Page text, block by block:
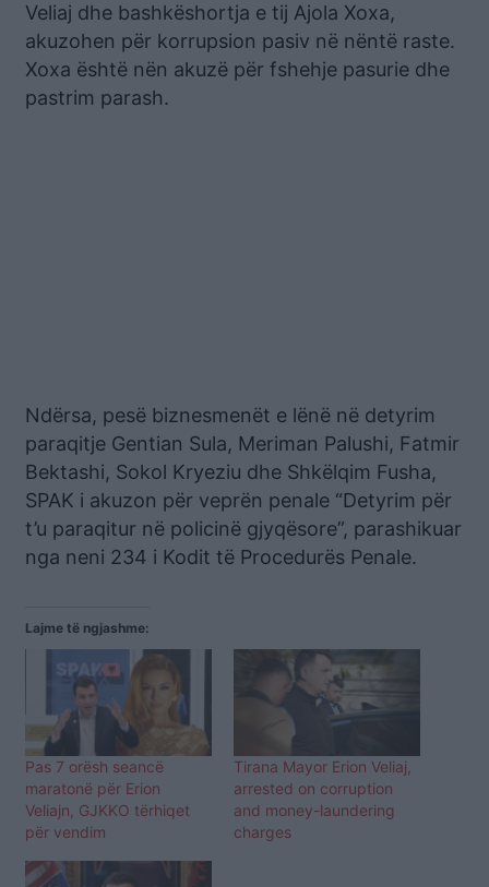
Veliaj dhe bashkëshortja e tij Ajola Xoxa,
akuzohen për korrupsion pasiv në nëntë raste.
Xoxa është nën akuzë për fshehje pasurie dhe
pastrim parash.
Ndërsa, pesë biznesmenët e lënë në detyrim
paraqitje Gentian Sula, Meriman Palushi, Fatmir
Bektashi, Sokol Kryeziu dhe Shkëlqim Fusha,
SPAK i akuzon për veprën penale “Detyrim për
t’u paraqitur në policinë gjyqësore”, parashikuar
nga neni 234 i Kodit të Procedurës Penale.
Lajme të ngjashme:
Pas 7 orësh seancë
maratonë për Erion
Veliajn, GJKKO tërhiqet
për vendim
Tirana Mayor Erion Veliaj,
arrested on corruption
and money-laundering
charges